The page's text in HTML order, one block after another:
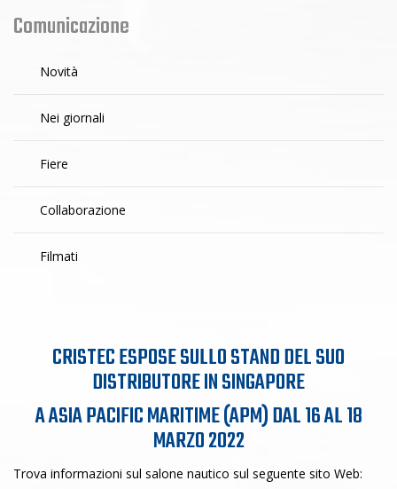
Comunicazione
Novità
Nei giornali
Fiere
Collaborazione
Filmati
CRISTEC ESPOSE SULLO STAND DEL SUO
DISTRIBUTORE IN SINGAPORE
A ASIA PACIFIC MARITIME (APM) DAL 16 AL 18
MARZO 2022
Trova informazioni sul salone nautico sul seguente sito Web: